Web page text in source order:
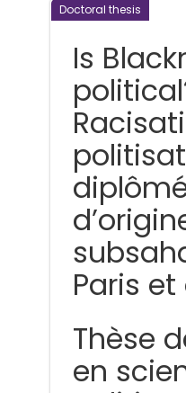
Doctoral thesis
Is
Paris
Thèse
en